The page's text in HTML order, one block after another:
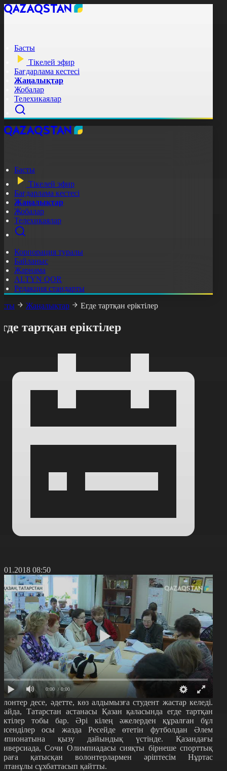
Басты
Тікелей эфир
Бағдарлама кестесі
Жаңалықтар
Жобалар
Телехикаялар
Басты
Тікелей эфир
Бағдарлама кестесі
Жаңалықтар
Жобалар
Телехикаялар
Корпорация туралы
Байланыс
Жарнама
ALTYN QOR
Редакция стандарты
Жаңалықтар Егде тартқан еріктілер
тартқан еріктілер
08:50
0:00 / 0:00
десе, әдетте, көз алдымызға студент жастар келеді.
Татарстан астанасы Қазан қаласында егде тартқан
тобы бар. Әрі кілең әжелерден құралған бұл
осы жазда Ресейде өтетін футболдан Әлем
қызу дайындық үстінде. Қазандағы
Сочи Олимпиадасы сияқты бірнеше спорттық
қатысқан волонтерлармен әріптесім Нұртас
сұхбаттасып қайтты.